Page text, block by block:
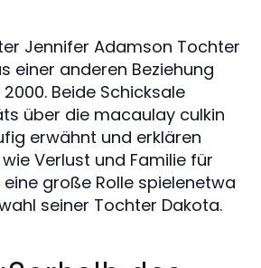
Jennifer Adamson Tochter
einer anderen Beziehung
Beide Schicksale
über die macaulay culkin
erwähnt und erklären
Verlust und Familie für
große Rolle spielenetwa
seiner Tochter Dakota.